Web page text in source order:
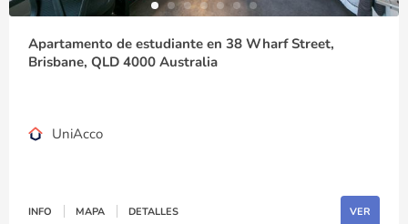
Apartamento de estudiante en 38 Wharf Street,
Brisbane, QLD 4000 Australia
UniAcco
INFO MAPA DETALLES VER